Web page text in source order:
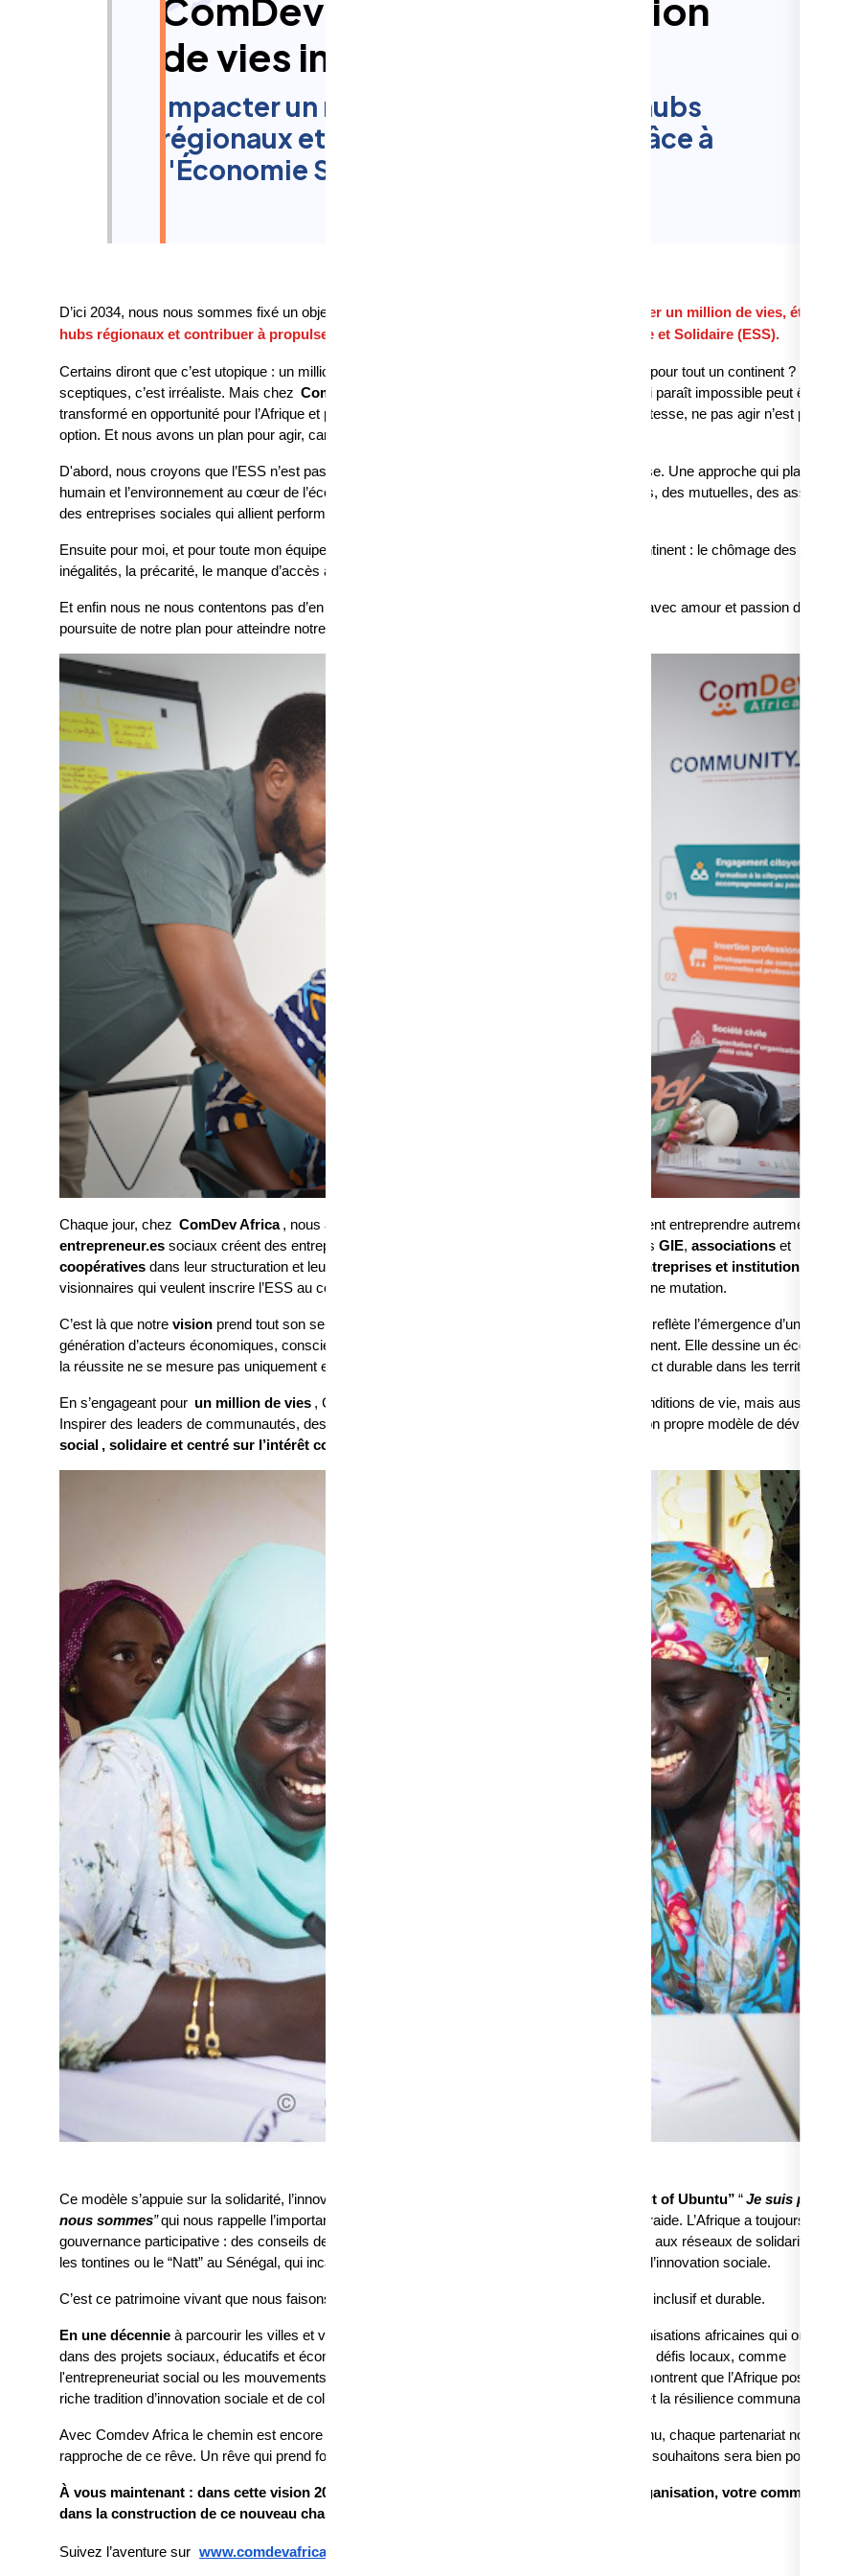
ComDev Africa vers un million
de vies impactées
Impacter un million de vies, établir 5 hubs
régionaux et propulsé le continent grâce à
l'Économie Sociale et Solidaire.
D’ici 2034, nous nous sommes fixé un objectif audacieux, qui nous guide chaque jour :
impacter un million de vies, établir 5
hubs régionaux et contribuer à propulser le continent africain grâce à l’Économie Sociale et Solidaire (ESS).
Certains diront que c’est utopique : un million de vies, l’ESS comme moteur de développement pour tout un continent ? Pour les
sceptiques, c’est irréaliste. Mais chez ComDev Africa,
nous croyons profondément que ce qui paraît impossible peut être
transformé en opportunité pour l’Afrique et par l’Afrique. Dans un monde qui change à grande vitesse, ne pas agir n’est plus une
option. Et nous avons un plan pour agir, car “un objectif sans plan reste un voeu”.
D'abord, nous croyons que l’ESS n’est pas une tendance passagère, mais une véritable réponse. Une approche qui place l’être
humain et l’environnement au cœur de l’économie. Une dynamique portée par des coopératives, des mutuelles, des associations,
des entreprises sociales qui allient performance économique et utilité sociale.
Ensuite pour moi, et pour toute mon équipe, l’ESS est la solution aux défis qui freinent notre continent : le chômage des jeunes,
inégalités, la précarité, le manque d’accès aux services de base.
Et enfin nous ne nous contentons pas d’en parler ou d'attendre l'aide d'ailleurs. Nous agissons avec amour et passion dans la
poursuite de notre plan pour atteindre notre objectif.
Chaque jour, chez ComDev Africa , nous accompagnons des femmes et des hommes qui osent entreprendre autrement. Ces
entrepreneur.es sociaux créent des entreprises qui transforment des vies. Nous soutenons les GIE, associations et
coopératives dans leur structuration et leur passage à l’échelle. Nous conseillons aussi des
entreprises et institutions
visionnaires qui veulent inscrire l’ESS au cœur de leur culture de travail, dans un monde en pleine mutation.
C’est là que notre vision prend tout son sens. Parce qu’elle ne se résume pas à un chiffre. Elle reflète l’émergence d’une nouvelle
génération d’acteurs économiques, conscients de leur impact et engagés à transformer le continent. Elle dessine un écosystème
la réussite ne se mesure pas uniquement en profits, mais aussi en bien-être collectif et en impact durable dans les territoires.
En s’engageant pour un million de vies , ComDev Africa veut non seulement améliorer les conditions de vie, mais aussi inspirer.
Inspirer des leaders de communautés, des décideurs et des citoyens à croire que l’Afrique a son propre modèle de
social , solidaire et centré sur l’intérêt collectif.
Ce modèle s’appuie sur la solidarité, l’innovation sociale et la collaboration. Il s’inspire du “Spirit of Ubuntu” “Je suis parce que
nous sommes”qui nous rappelle l’importance de l’interconnexion, du respect mutuel et de l’entraide. L’Afrique a toujours porté
gouvernance participative : des conseils de village où les décisions se prennent collectivement, aux réseaux de solidarité comme
les tontines ou le “Natt” au Sénégal, qui incarnent depuis des générations la finance solidaire et l’innovation sociale.
C’est ce patrimoine vivant que nous faisons rayonner, pour bâtir ensemble un avenir plus juste, inclusif et durable.
En une décennie à parcourir les villes et villages africains, de rencontrer de nombreuses organisations africaines qui ont innovent
dans des projets sociaux, éducatifs et économiques, utilisant la collaboration pour répondre aux défis locaux, comme
l'entrepreneuriat social ou les mouvements de développement local, les GIE… Ces éléments montrent que l’Afrique possède une
riche tradition d’innovation sociale et de collaboration, souvent centrée sur le bien-être collectif et la résilience communautaire.
Avec Comdev Africa le chemin est encore long, mais chaque vie touchée, chaque projet soutenu, chaque partenariat noué nous
rapproche de ce rêve. Un rêve qui prend forme, un projet qui devient réalité. L'Afrique que nous souhaitons sera bien possible.
À vous maintenant : dans cette vision 2034, quelle place voyez-vous pour vous, votre organisation, votre communauté
dans la construction de ce nouveau chapitre?
Suivez l’aventure sur www.comdevafrica.org